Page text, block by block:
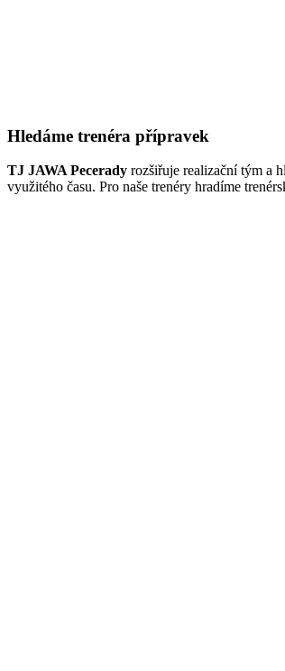
Hledáme trenéra přípravek
TJ JAWA Pecerady rozšiřuje realizační tým a
využitého času. Pro naše trenéry hradíme